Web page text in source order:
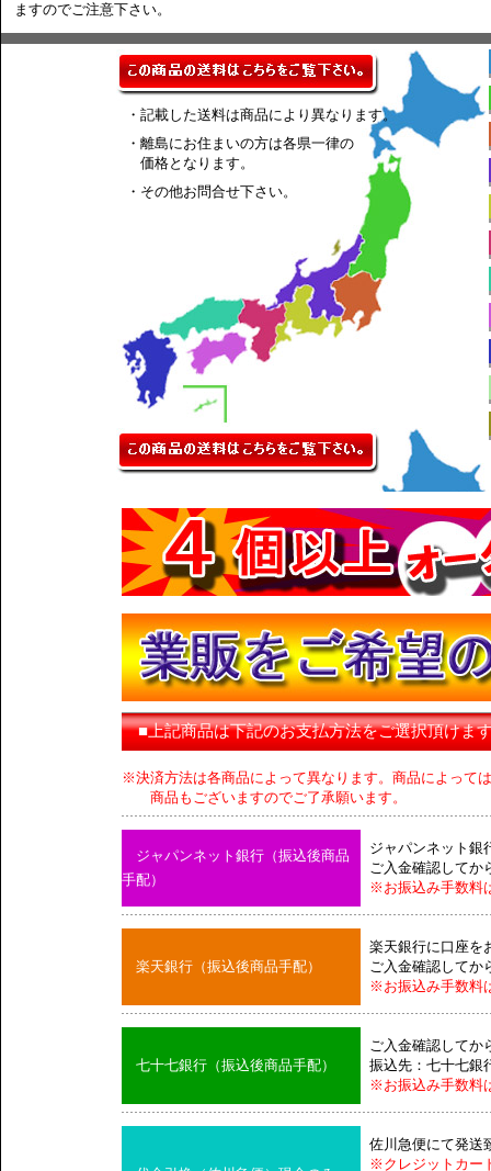
ますのでご注意下さい。
・記載した送料は商品により異なります。
・離島にお住まいの方は各県一律の
価格となります。
・その他お問合せ下さい。
■上記商品は下記のお支払方法をご選択頂けま
※決済方法は各商品によって異なります。商品によって
商品もございますのでご了承願います。
ジャパンネット銀行（振込後商品
手配）
ジャパンネット銀
ご入金確認してか
※お振込み手数料
楽天銀行（振込後商品手配）
楽天銀行に口座を
ご入金確認してか
※お振込み手数料
七十七銀行（振込後商品手配）
ご入金確認してか
振込先：七十七銀
※お振込み手数料
佐川急便にて発送
※クレジットカー